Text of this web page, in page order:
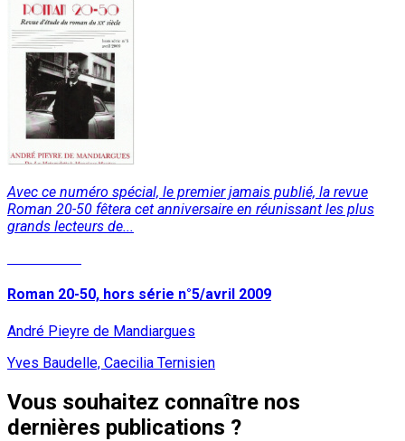
Avec ce numéro spécial, le premier jamais publié, la revue
Roman 20-50 fêtera cet anniversaire en réunissant les plus
grands lecteurs de...
Roman 20-50, hors série n°5/avril 2009
André Pieyre de Mandiargues
Yves Baudelle, Caecilia Ternisien
Vous souhaitez connaître nos
dernières publications ?